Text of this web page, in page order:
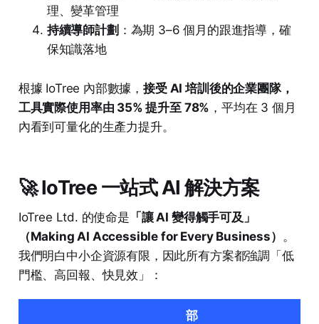
理、變革管理
持續導師計劃 ：為期 3–6 個月的跟進指導，確
保知識落地
根據 IoTree 內部數據，接受 AI 培訓後的企業團隊，
工具實際使用率由 35% 提升至 78% ，平均在 3 個月
內看到可量化的生產力提升。
🚀 IoTree 一站式 AI 解決方案
IoTree Ltd. 的使命是 「讓 AI 變得觸手可及」
（Making AI Accessible for Every Business） 。
我們明白中小企資源有限，因此所有方案都強調「低
門檻、高回報、快見效」：
部